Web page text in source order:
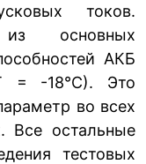
токов.
основных
АКБ
= -18°С). Это
во всех
Все остальные
тестовых